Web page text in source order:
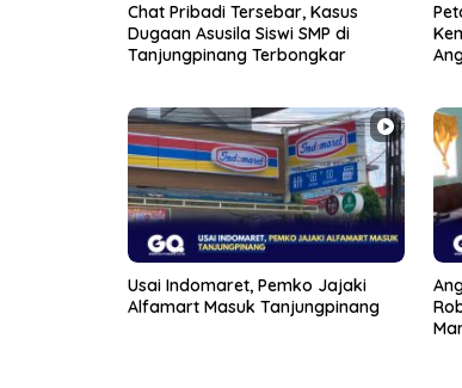
Chat Pribadi Tersebar, Kasus
Dugaan Asusila Siswi SMP di
Tanjungpinang Terbongkar
Usai Indomaret, Pemko Jajaki
Alfamart Masuk Tanjungpinang